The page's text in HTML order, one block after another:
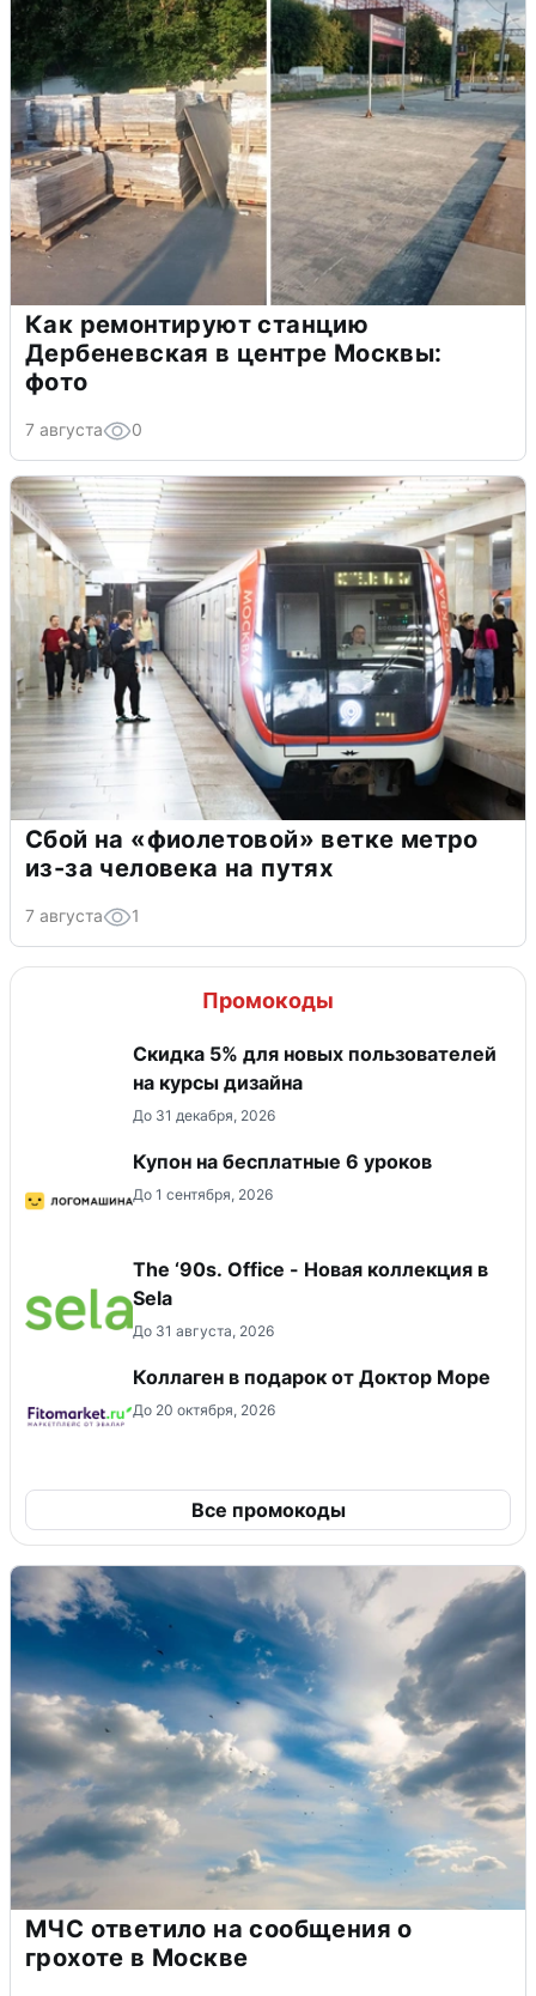
Как ремонтируют станцию
Дербеневская в центре Москвы:
фото
7 августа 0
Сбой на «фиолетовой» ветке метро
из-за человека на путях
7 августа 1
Промокоды
Скидка 5% для новых пользователей
на курсы дизайна
До 31 декабря, 2026
Купон на бесплатные 6 уроков
До 1 сентября, 2026
The ‘90s. Office - Новая коллекция в
Sela
До 31 августа, 2026
Коллаген в подарок от Доктор Море
До 20 октября, 2026
Все промокоды
МЧС ответило на сообщения о
грохоте в Москве